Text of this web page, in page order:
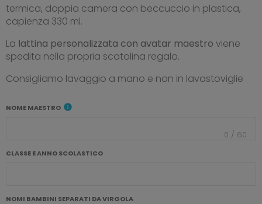
termica, doppia camera con beccuccio in plastica,
capienza 330 ml.
La lattina personalizzata con avatar maestro viene
spedita nella propria scatolina regalo.
Consigliamo lavaggio a mano e non in lavastoviglie
NOME MAESTRO info
0 / 60
CLASSE E ANNO SCOLASTICO
NOMI BAMBINI SEPARATI DA VIRGOLA